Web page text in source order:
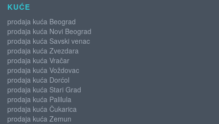
KUĆE
prodaja kuća Beograd
prodaja kuća Novi Beograd
prodaja kuća Savski venac
prodaja kuća Zvezdara
prodaja kuća Vračar
prodaja kuća Voždovac
prodaja kuća Dorćol
prodaja kuća Stari Grad
prodaja kuća Palilula
prodaja kuća Čukarica
prodaja kuća Zemun